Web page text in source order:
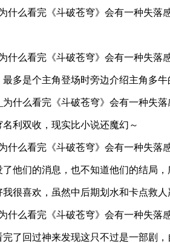
多是个主角登场时旁边介绍主角多
利双收，现实比小说还魔幻～
他们的消息，也不知道他们的结局，
很喜欢，虽然中后期划水和卡点救
了回过神来发现这只不过是一部剧